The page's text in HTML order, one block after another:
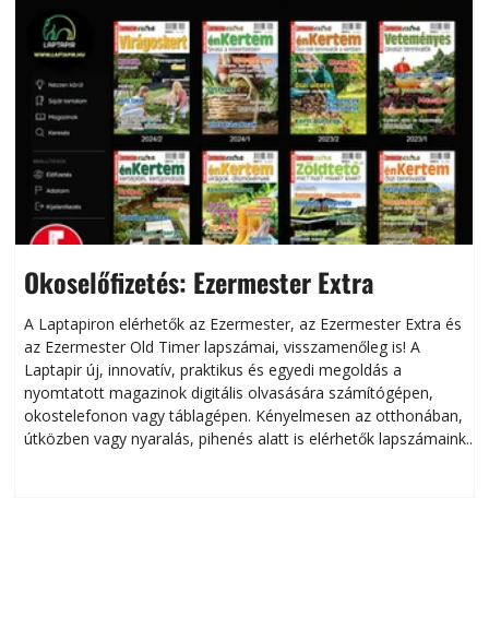
Okoselőfizetés: Ezermester Extra
A Laptapiron elérhetők az Ezermester, az Ezermester Extra és
az Ezermester Old Timer lapszámai, visszamenőleg is! A
Laptapir új, innovatív, praktikus és egyedi megoldás a
nyomtatott magazinok digitális olvasására számítógépen,
okostelefonon vagy táblagépen. Kényelmesen az otthonában,
útközben vagy nyaralás, pihenés alatt is elérhetők lapszámaink.